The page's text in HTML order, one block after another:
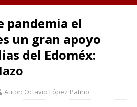
pandemia el
un gran apoyo
del Edoméx:
Autor: Octavio López Patiño